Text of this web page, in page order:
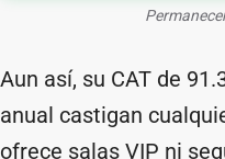
Aun así, su CAT de
anual castigan
ofrece salas VIP ni